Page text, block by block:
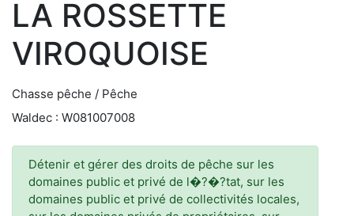
LA ROSSETTE
VIROQUOISE
Chasse pêche / Pêche
Waldec : W081007008
Détenir et gérer des droits de pêche sur les
domaines public et privé de l�?�?tat, sur les
domaines public et privé de collectivités locales,